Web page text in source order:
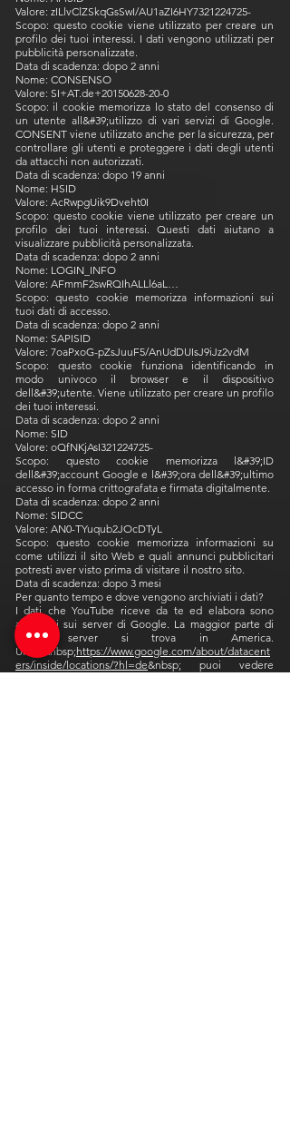
Valore: zILlvClZSkqGsSwI/AU1aZI6HY7321224725-
Scopo: questo cookie viene utilizzato per creare un
profilo dei tuoi interessi. I dati vengono utilizzati per
pubblicità personalizzate.
Data di scadenza: dopo 2 anni
Nome: CONSENSO
Valore: SI+AT.de+20150628-20-0
Scopo: il cookie memorizza lo stato del consenso di
un utente all&#39;utilizzo di vari servizi di Google.
CONSENT viene utilizzato anche per la sicurezza, per
controllare gli utenti e proteggere i dati degli utenti
da attacchi non autorizzati.
Data di scadenza: dopo 19 anni
Nome: HSID
Valore: AcRwpgUik9Dveht0I
Scopo: questo cookie viene utilizzato per creare un
profilo dei tuoi interessi. Questi dati aiutano a
visualizzare pubblicità personalizzata.
Data di scadenza: dopo 2 anni
Nome: LOGIN_INFO
Valore: AFmmF2swRQIhALLl6aL…
Scopo: questo cookie memorizza informazioni sui
tuoi dati di accesso.
Data di scadenza: dopo 2 anni
Nome: SAPISID
Valore: 7oaPxoG-pZsJuuF5/AnUdDUIsJ9iJz2vdM
Scopo: questo cookie funziona identificando in
modo univoco il browser e il dispositivo
dell&#39;utente. Viene utilizzato per creare un profilo
dei tuoi interessi.
Data di scadenza: dopo 2 anni
Nome: SID
Valore: oQfNKjAsI321224725-
Scopo: questo cookie memorizza l&#39;ID
dell&#39;account Google e l&#39;ora dell&#39;ultimo
accesso in forma crittografata e firmata digitalmente.
Data di scadenza: dopo 2 anni
Nome: SIDCC
Valore: AN0-TYuqub2JOcDTyL
Scopo: questo cookie memorizza informazioni su
come utilizzi il sito Web e quali annunci pubblicitari
potresti aver visto prima di visitare il nostro sito.
Data di scadenza: dopo 3 mesi
Per quanto tempo e dove vengono archiviati i dati?
I dati che YouTube riceve da te ed elabora sono
archiviati sui server di Google. La maggior parte di
questi server si trova in America.
Unter&nbsp;https://www.google.com/about/datacent
ers/inside/locations/?hl=de&nbsp; puoi vedere